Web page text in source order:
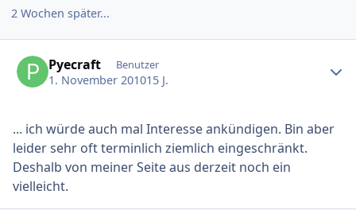
2 Wochen später...
Pyecraft Benutzer
1. November 201015 J.
... ich würde auch mal Interesse ankündigen. Bin aber
leider sehr oft terminlich ziemlich eingeschränkt.
Deshalb von meiner Seite aus derzeit noch ein
vielleicht.